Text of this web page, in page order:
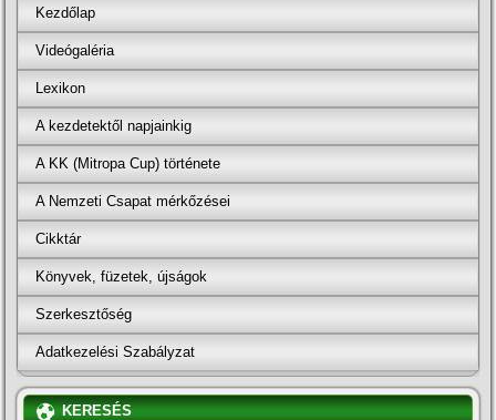
Kezdőlap
Videógaléria
Lexikon
A kezdetektől napjainkig
A KK (Mitropa Cup) története
A Nemzeti Csapat mérkőzései
Cikktár
Könyvek, füzetek, újságok
Szerkesztőség
Adatkezelési Szabályzat
KERESÉS